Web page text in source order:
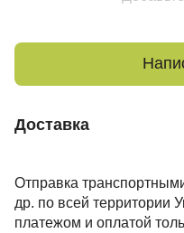
Доставка
Отправка
др. по всей территории
платежом и оплатой